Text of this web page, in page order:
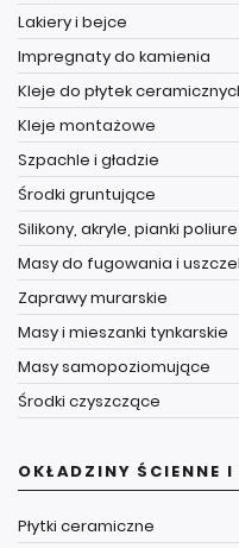
Lakiery i bejce
Impregnaty do kamienia
Kleje do płytek
Kleje montażowe
Szpachle i gładzie
Środki gruntujące
Silikony, akryle, pianki
Masy do fugowania i
Zaprawy murarskie
Masy i mieszanki tynkarskie
Masy samopoziomujące
Środki czyszczące
OKŁADZINY ŚCIENNE I
Płytki ceramiczne